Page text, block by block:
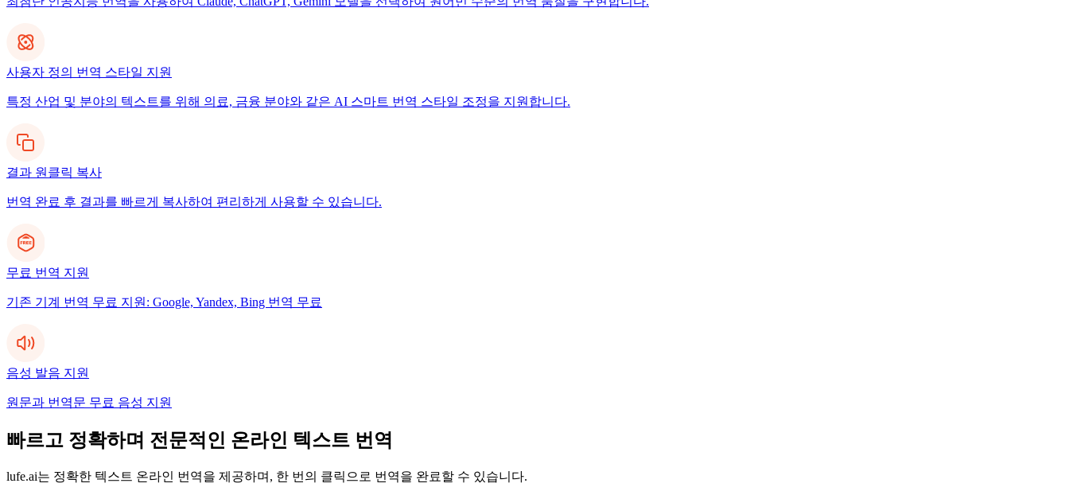
사용자 정의 번역 스타일 지원
특정 산업 및 분야의 텍스트를 위해 의료, 금융 분야와 같은 AI 스마트 번역 스타일 조정을 지원합니다.
결과 원클릭 복사
번역 완료 후 결과를 빠르게 복사하여 편리하게 사용할 수 있습니다.
무료 번역 지원
기존 기계 번역 무료 지원: Google, Yandex, Bing 번역 무료
음성 발음 지원
원문과 번역문 무료 음성 지원
빠르고 정확하며 전문적인 온라인 텍스트 번역
lufe.ai는 정확한 텍스트 온라인 번역을 제공하며, 한 번의 클릭으로 번역을 완료할 수 있습니다.